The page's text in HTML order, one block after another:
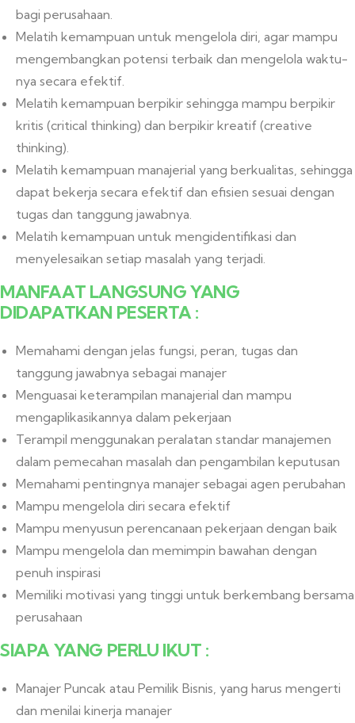
bagi perusahaan.
Melatih kemampuan untuk mengelola diri, agar mampu
mengembangkan potensi terbaik dan mengelola waktu-
nya secara efektif.
Melatih kemampuan berpikir sehingga mampu berpikir
kritis (critical thinking) dan berpikir kreatif (creative
thinking).
Melatih kemampuan manajerial yang berkualitas, sehingga
dapat bekerja secara efektif dan efisien sesuai dengan
tugas dan tanggung jawabnya.
Melatih kemampuan untuk mengidentifikasi dan
menyelesaikan setiap masalah yang terjadi.
MANFAAT LANGSUNG YANG
DIDAPATKAN PESERTA :
Memahami dengan jelas fungsi, peran, tugas dan
tanggung jawabnya sebagai manajer
Menguasai keterampilan manajerial dan mampu
mengaplikasikannya dalam pekerjaan
Terampil menggunakan peralatan standar manajemen
dalam pemecahan masalah dan pengambilan keputusan
Memahami pentingnya manajer sebagai agen perubahan
Mampu mengelola diri secara efektif
Mampu menyusun perencanaan pekerjaan dengan baik
Mampu mengelola dan memimpin bawahan dengan
penuh inspirasi
Memiliki motivasi yang tinggi untuk berkembang bersama
perusahaan
SIAPA YANG PERLU IKUT :
Manajer Puncak atau Pemilik Bisnis, yang harus mengerti
dan menilai kinerja manajer